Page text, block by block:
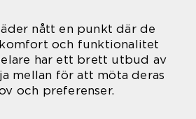
nått en punkt där de
och funktionalitet
har ett brett utbud av
mellan för att möta deras
och preferenser.